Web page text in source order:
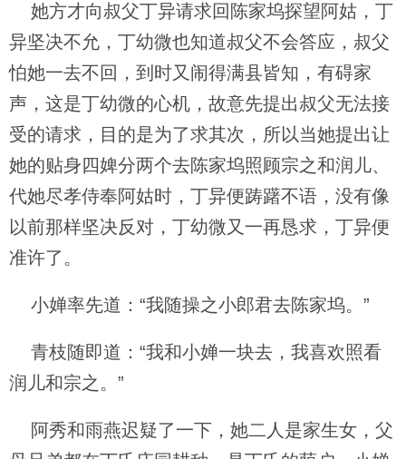
她方才向叔父丁异请求回陈家坞探望阿姑，丁
异坚决不允，丁幼微也知道叔父不会答应，叔父
怕她一去不回，到时又闹得满县皆知，有碍家
声，这是丁幼微的心机，故意先提出叔父无法接
受的请求，目的是为了求其次，所以当她提出让
她的贴身四婢分两个去陈家坞照顾宗之和润儿、
代她尽孝侍奉阿姑时，丁异便踌躇不语，没有像
以前那样坚决反对，丁幼微又一再恳求，丁异便
准许了。
小婵率先道：“我随操之小郎君去陈家坞。”
青枝随即道：“我和小婵一块去，我喜欢照看
润儿和宗之。”
阿秀和雨燕迟疑了一下，她二人是家生女，父